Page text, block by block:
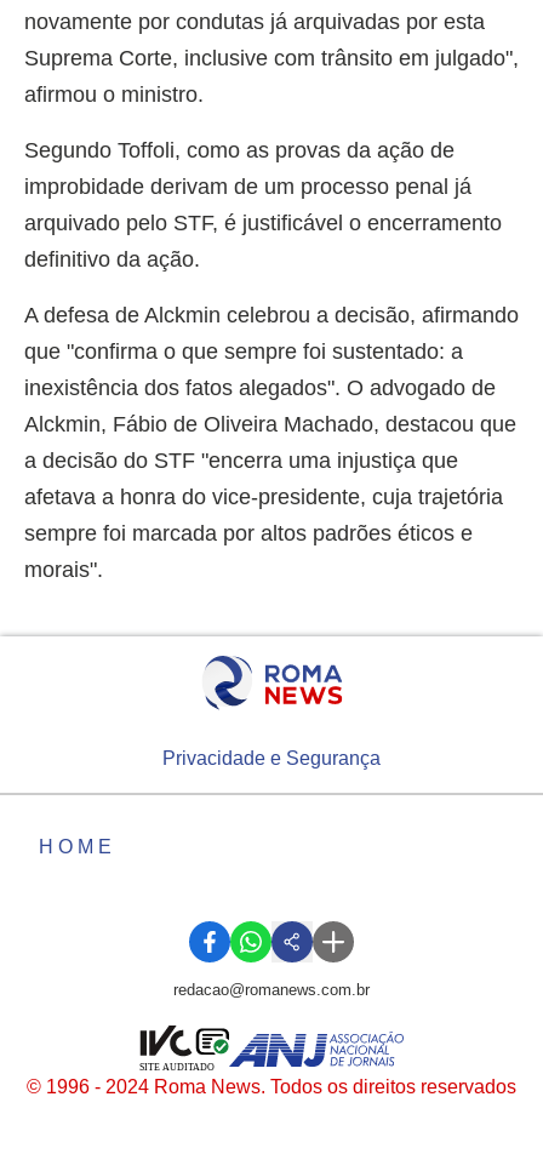
novamente por condutas já arquivadas por esta
Suprema Corte, inclusive com trânsito em julgado",
afirmou o ministro.
Segundo Toffoli, como as provas da ação de
improbidade derivam de um processo penal já
arquivado pelo STF, é justificável o encerramento
definitivo da ação.
A defesa de Alckmin celebrou a decisão, afirmando
que "confirma o que sempre foi sustentado: a
inexistência dos fatos alegados". O advogado de
Alckmin, Fábio de Oliveira Machado, destacou que
a decisão do STF "encerra uma injustiça que
afetava a honra do vice-presidente, cuja trajetória
sempre foi marcada por altos padrões éticos e
morais".
Privacidade e Segurança
HOME
redacao@romanews.com.br
© 1996 - 2024 Roma News. Todos os direitos reservados
SITE AUDITADO